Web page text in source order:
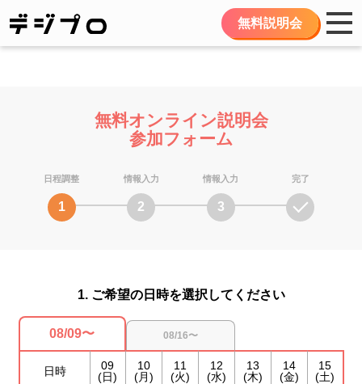
無料説明会
無料オンライン説明会
参加フォーム
日程調整
1
情報入力
2
情報入力
3
完了
1. ご希望の日時を選択してください
08/09〜 08/16〜
日時
09
(日)
10
(月)
11
(火)
12
(水)
13
(木)
14
(金)
15
(土)